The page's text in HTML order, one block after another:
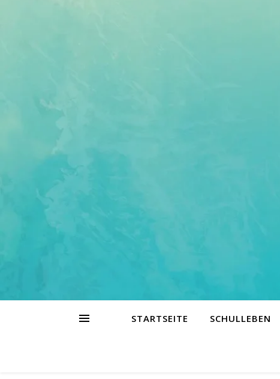
STARTSEITE SCHULLEBEN